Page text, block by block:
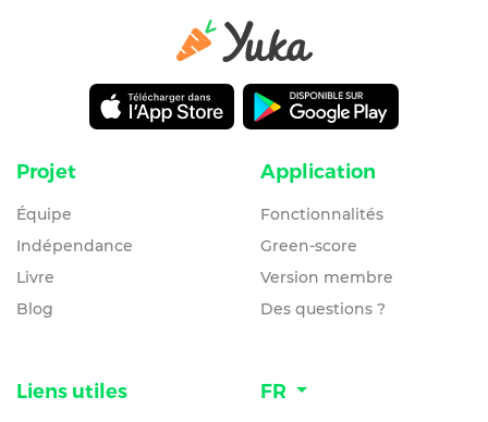
Projet
Équipe
Indépendance
Livre
Blog
Application
Fonctionnalités
Green-score
Version membre
Des questions ?
Liens utiles FR